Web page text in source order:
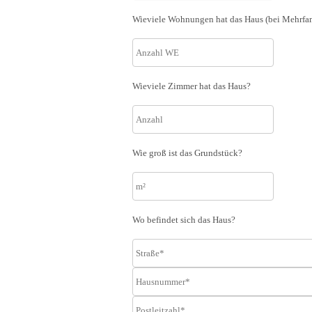
Wieviele Wohnungen hat das Haus (bei
Wieviele Zimmer hat das Haus?
Wie groß ist das Grundstück?
Wo befindet sich das Haus?